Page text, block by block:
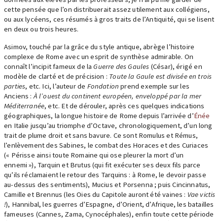
cette pensée que l’on distribuerait assez utilement aux collégiens,
ou aux lycéens, ces résumés à gros traits de l’Antiquité, qui se lisent
en deux ou trois heures.
Asimov, touché par la grâce du style antique, abrège l’histoire
complexe de Rome avec un esprit de synthèse admirable. On
connaît l’incipit fameux de laGuerre des Gaules (César), érigé en
modèle de clarté et de précision : Toute la Gaule est divisée en trois
parties, etc. Ici, l’auteur de Fondation prend exemple sur les
Anciens : À l’ouest du continent européen, enveloppé par la mer
Méditerranée, etc. Et de dérouler, après ces quelques indications
géographiques, la longue histoire de Rome depuis l’arrivée d’Énée
en Italie jusqu’au triomphe d’Octave, chronologiquement, d’un long
trait de plume droit et sans bavure. Ce sont Romulus et Rémus,
l’enlèvement des Sabines, le combat des Horaces et des Curiaces
(« Périsse ainsi toute Romaine qui ose pleurer la mort d’un
ennemi »), Tarquin et Brutus (qui fit exécuter ses deux fils parce
qu’ils réclamaient le retour des Tarquins : à Rome, le devoir passe
au-dessus des sentiments), Mucius et Porsenna ; puis Cincinnatus,
Camille et Brennus (les Oies du Capitole auront été vaines : Vae victis
!), Hannibal, les guerres d’Espagne, d’Orient, d’Afrique, les batailles
fameuses (Cannes, Zama, Cynocéphales), enfin toute cette période